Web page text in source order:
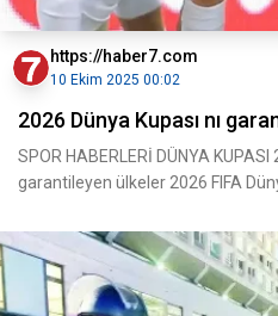
https://haber7.com
10 Ekim 2025 00:02
2026 Dünya Kupası nı
SPOR HABERLERİ DÜNYA KUPASI
garantileyen ülkeler 2026 FIFA